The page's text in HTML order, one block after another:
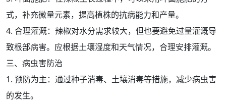
式，补充微量元素，提高植株的抗病能力和产量。
4. 合理灌溉：辣椒对水分需求较大，但也要避免过量灌溉导
致根部病害。应根据土壤湿度和天气情况，合理安排灌溉。
三、病虫害防治
1. 预防为主：通过种子消毒、土壤消毒等措施，减少病虫害
的发生。